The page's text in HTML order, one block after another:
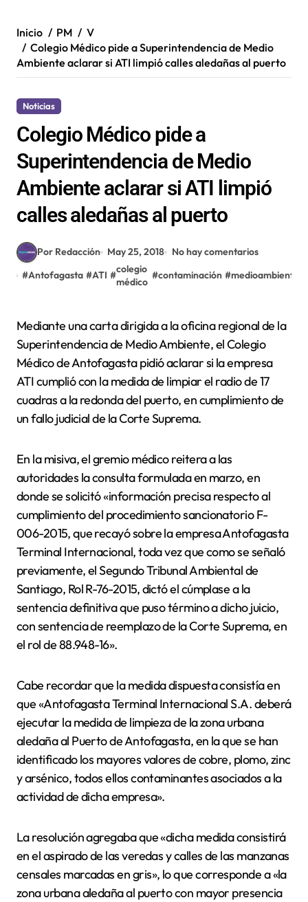
Inicio PM
V
Colegio Médico pide a Superintendencia de Medio
Ambiente aclarar si ATI limpió calles aledañas al puerto
Noticias
Colegio Médico pide a
Superintendencia de Medio
Ambiente aclarar si ATI limpió
calles aledañas al puerto
Por Redacción May 25, 2018
No hay comentarios
#Antofagasta #ATI #
colegio
médico
#contaminación #medioambiente
Mediante una carta dirigida a la oficina regional de la
Superintendencia de Medio Ambiente, el Colegio
Médico de Antofagasta pidió aclarar si la empresa
ATI cumplió con la medida de limpiar el radio de 17
cuadras a la redonda del puerto, en cumplimiento de
un fallo judicial de la Corte Suprema.
En la misiva, el gremio médico reitera a las
autoridades la consulta formulada en marzo, en
donde se solicitó «información precisa respecto al
cumplimiento del procedimiento sancionatorio F-
006-2015, que recayó sobre la empresa Antofagasta
Terminal Internacional, toda vez que como se señaló
previamente, el Segundo Tribunal Ambiental de
Santiago, Rol R-76-2015, dictó el cúmplase a la
sentencia definitiva que puso término a dicho juicio,
con sentencia de reemplazo de la Corte Suprema, en
el rol de 88.948-16».
Cabe recordar que la medida dispuesta consistía en
que «Antofagasta Terminal Internacional S.A. deberá
ejecutar la medida de limpieza de la zona urbana
aledaña al Puerto de Antofagasta, en la que se han
identificado los mayores valores de cobre, plomo, zinc
y arsénico, todos ellos contaminantes asociados a la
actividad de dicha empresa».
La resolución agregaba que «dicha medida consistirá
en el aspirado de las veredas y calles de las manzanas
censales marcadas en gris», lo que corresponde a «la
zona urbana aledaña al puerto con mayor presencia